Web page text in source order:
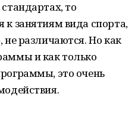
то
к занятиям вида спорта,
различаются. Но как
и как только
это очень